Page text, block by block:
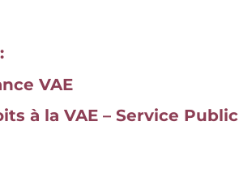
VAE
à la VAE – Service Public